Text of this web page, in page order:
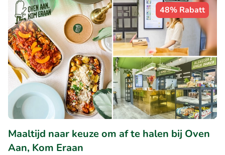
48% Rabatt
Maaltijd naar keuze om af te halen bij Oven
Aan, Kom Eraan